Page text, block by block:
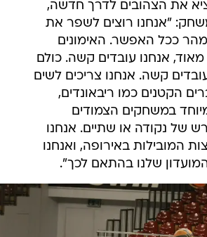
את הצהובים לדרך חדשה,
"אנחנו רוצים לשפר את
מהר ככל האפשר. האימונים
מאוד, אנחנו עובדים קשה. כולם
קשה. אנחנו צריכים לשים
הקטנים כמו ריבאונדים,
במשחקים הצמודים
של נקודה או שתיים. אנחנו
המובילות באירופה, ואנחנו
שלנו בהתאם לכך".